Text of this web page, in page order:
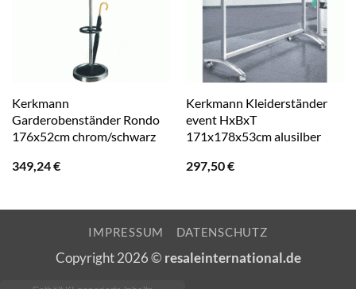
Kerkmann
Garderobenständer Rondo
176x52cm chrom/schwarz
349,24€
Kerkmann Kleiderständer
event HxBxT
171x178x53cm alusilber
297,50€
IMPRESSUM DATENSCHUTZ
Copyright 2026 © resaleinternational.de